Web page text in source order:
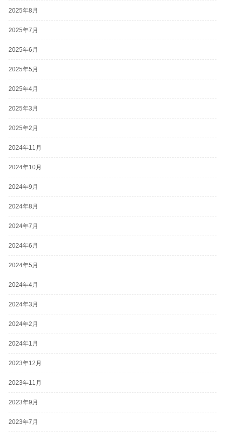
2025年8月
2025年7月
2025年6月
2025年5月
2025年4月
2025年3月
2025年2月
2024年11月
2024年10月
2024年9月
2024年8月
2024年7月
2024年6月
2024年5月
2024年4月
2024年3月
2024年2月
2024年1月
2023年12月
2023年11月
2023年9月
2023年7月